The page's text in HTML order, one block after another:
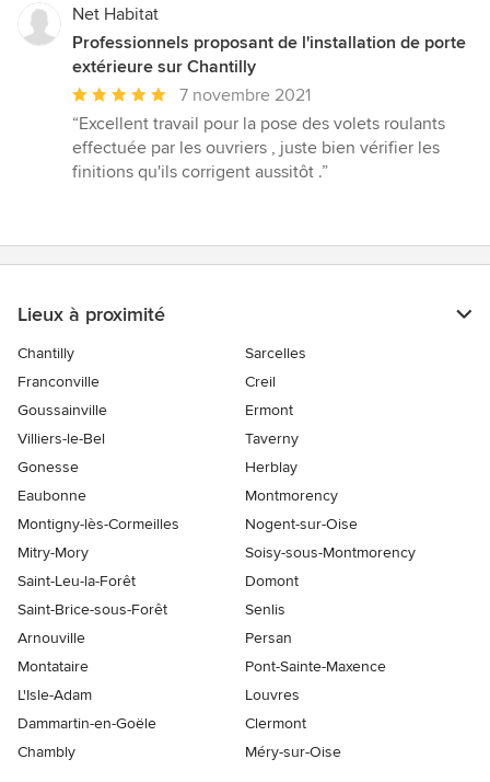
sur
5
Net Habitat
Professionnels proposant de l'installation de porte
extérieure sur Chantilly
Note
moyenne
:
5
7 novembre 2021
“Excellent travail pour la pose des volets roulants
effectuée par les ouvriers , juste bien vérifier les
finitions qu'ils corrigent aussitôt .”
Lieux à proximité
Chantilly
Sarcelles
Franconville
Creil
Goussainville
Ermont
Villiers-le-Bel
Taverny
Gonesse
Herblay
Eaubonne
Montmorency
Montigny-lès-Cormeilles
Nogent-sur-Oise
Mitry-Mory
Soisy-sous-Montmorency
Saint-Leu-la-Forêt
Domont
Saint-Brice-sous-Forêt
Senlis
Arnouville
Persan
Montataire
Pont-Sainte-Maxence
L'Isle-Adam
Louvres
Dammartin-en-Goële
Clermont
Chambly
Méry-sur-Oise